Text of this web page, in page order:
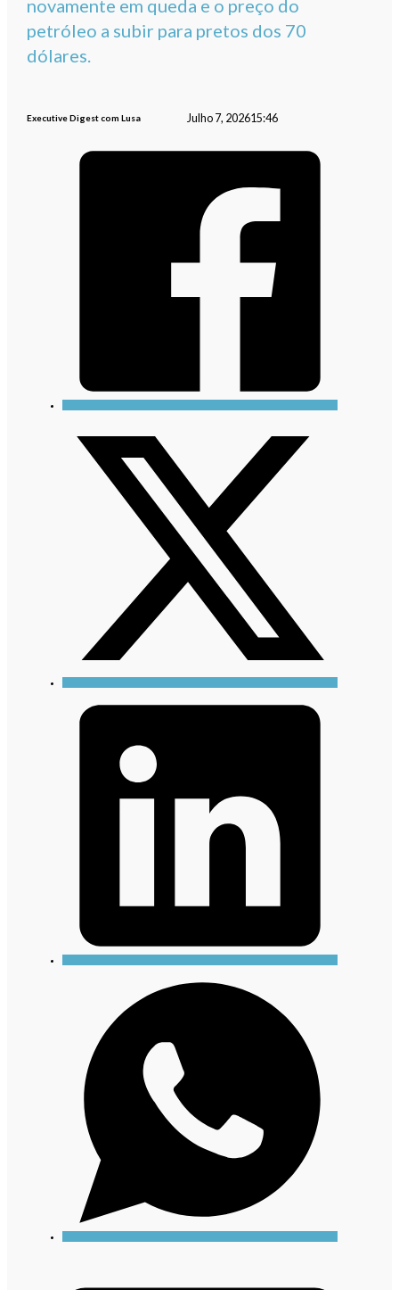
novamente em queda e o preço do
petróleo a subir para pretos dos 70
dólares.
Executive Digest com Lusa Julho 7, 202615:46